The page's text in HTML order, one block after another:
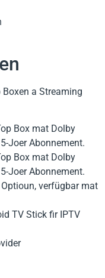
a Streaming
Box mat Dolby
Joer Abonnement.
Box mat Dolby
Joer Abonnement.
verfügbar mat
TV Stick fir IPTV